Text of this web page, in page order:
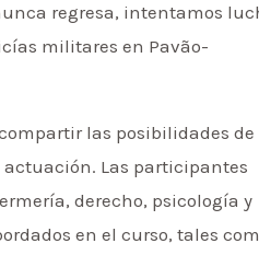
regresa, intentamos
militares en Pavão-
las posibilidades de
actuación. Las participantes
derecho, psicología y
en el curso, tales